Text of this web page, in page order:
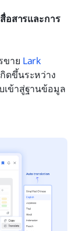
อสารและการ
ขาย Lark
ดขึ้นระหว่าง
ข้าสู่ฐานข้อมูล